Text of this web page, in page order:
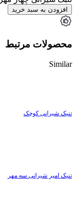
افزودن به سبد خرید
محصولات مرتبط
Similar
تنبک شیرانی کوچک
تنبک امیر شیرانی سه مهر